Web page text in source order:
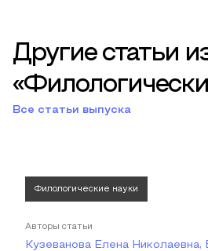
Другие статьи
Все статьи выпуска
Филологические науки
Авторы статьи
Кузеванова Елена